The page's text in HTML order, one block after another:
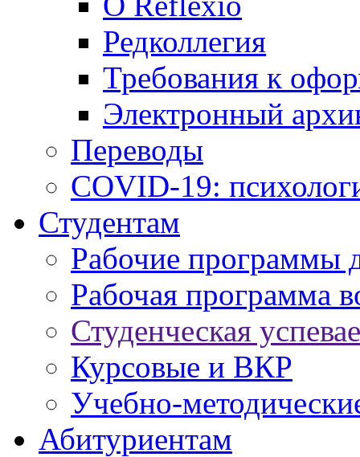
Редколлегия
Требования к
Электронный
Переводы
COVID-19:
Студентам
Рабочие программы
Рабочая программа
Студенческая
Курсовые и ВКР
Учебно-
Абитуриентам